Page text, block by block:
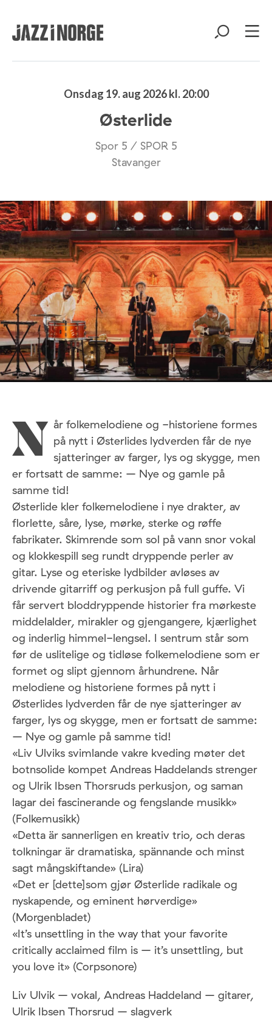
Onsdag 19. aug 2026 kl. 20:00
Østerlide
Spor 5 / SPOR 5
Stavanger
N
år folkemelodiene og -historiene formes
på nytt i Østerlides lydverden får de nye
sjatteringer av farger, lys og skygge, men
er fortsatt de samme: – Nye og gamle på
samme tid!
Østerlide kler folkemelodiene i nye drakter, av
florlette, såre, lyse, mørke, sterke og røffe
fabrikater. Skimrende som sol på vann snor vokal
og klokkespill seg rundt dryppende perler av
gitar. Lyse og eteriske lydbilder avløses av
drivende gitarriff og perkusjon på full guffe. Vi
får servert bloddryppende historier fra mørkeste
middelalder, mirakler og gjengangere, kjærlighet
og inderlig himmel-lengsel. I sentrum står som
før de uslitelige og tidløse folkemelodiene som er
formet og slipt gjennom århundrene. Når
melodiene og historiene formes på nytt i
Østerlides lydverden får de nye sjatteringer av
farger, lys og skygge, men er fortsatt de samme:
– Nye og gamle på samme tid!
«Liv Ulviks svimlande vakre kveding møter det
botnsolide kompet Andreas Haddelands strenger
og Ulrik Ibsen Thorsruds perkusjon, og saman
lagar dei fascinerande og fengslande musikk»
(Folkemusikk)
«Detta är sannerligen en kreativ trio, och deras
tolkningar är dramatiska, spännande och minst
sagt mångskiftande» (Lira)
«Det er [dette]som gjør Østerlide radikale og
nyskapende, og eminent hørverdige»
(Morgenbladet)
«It’s unsettling in the way that your favorite
critically acclaimed film is – it’s unsettling, but
you love it» (Corpsonore)
Liv Ulvik – vokal, Andreas Haddeland – gitarer,
Ulrik Ibsen Thorsrud – slagverk